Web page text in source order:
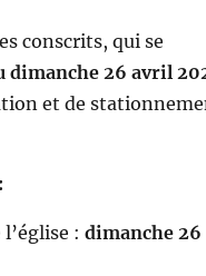
conscrits, qui se
dimanche 26 avril
et de
: dimanche 26